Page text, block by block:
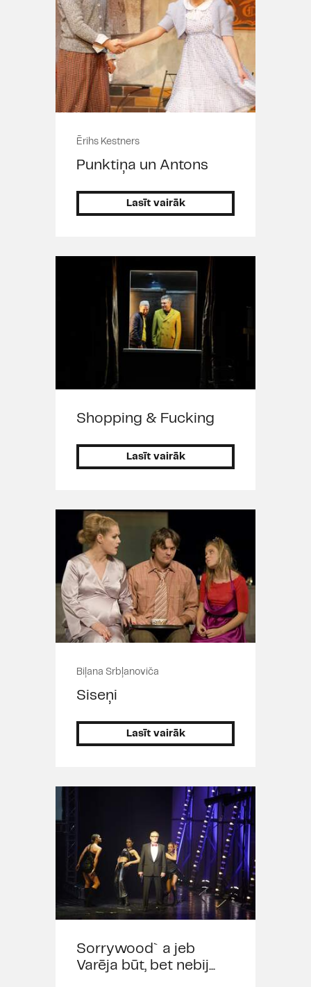
Ērihs Kestners
Punktiņa un Antons
Lasīt vairāk
Shopping & Fucking
Lasīt vairāk
Biļana Srbļanoviča
Siseņi
Lasīt vairāk
Sorrywood`a jeb
Varēja būt, bet nebij...